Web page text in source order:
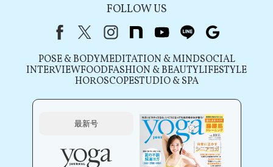
FOLLOW US
FacebookX（旧Twitter）
instagram
note youtubeline
POSE & BODYMEDITATION & MINDSOCIAL
INTERVIEWFOODFASHION & BEAUTYLIFESTYLE
HOROSCOPESTUDIO & SPA
最新号